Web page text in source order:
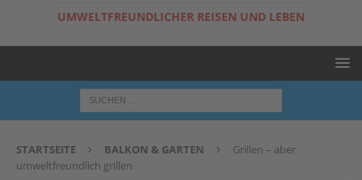
UMWELTFREUNDLICHER REISEN UND LEBEN
STARTSEITE BALKON & GARTEN
Grillen – aber
umweltfreundlich grillen